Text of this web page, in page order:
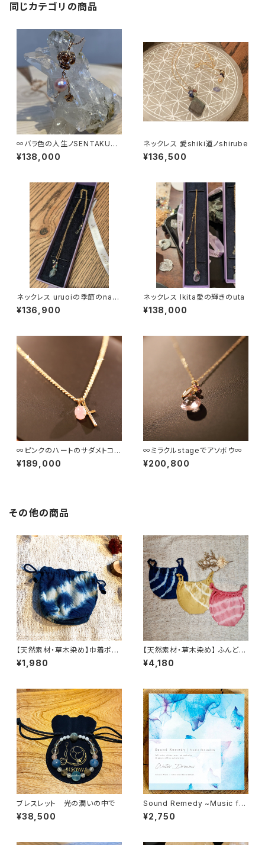
同じカテゴリの商品
∞バラ色の人生ノSENTAKUを
∞
¥138,000
ネックレス 愛shiki道ノshirube
¥136,500
ネックレス uruoiの季節のnaka
で
¥136,900
ネックレス Ikita愛の輝きのuta
¥138,000
∞ピンクのハートのサダメトココ
ロのあいだのスキマ∞
¥189,000
∞ミラクルstageでアソボウ∞
¥200,800
その他の商品
【天然素材・草木染め】巾着ポー
チ ヘンプコットン S
¥1,980
【天然素材・草木染め】 ふんどし
パンツ バンブー
¥4,180
ブレスレット 光の潤いの中で
¥38,500
Sound Remedy ~Music for
salon~ / Water Dreams（C
D)
¥2,750